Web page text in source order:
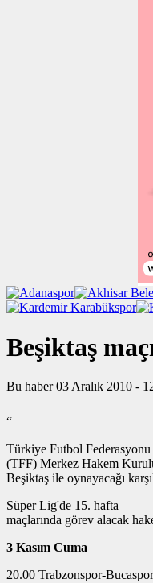
Beşiktaş
Bu haber 03 Aralık 2010 -
“
Türkiye Futbol Federasyonu
(TFF) Merkez Hakem
Beşiktaş ile oynayacağı
Süper Lig'de 15. hafta
maçlarında görev alacak
3 Kasım Cuma
20.00 Trabzonspor-